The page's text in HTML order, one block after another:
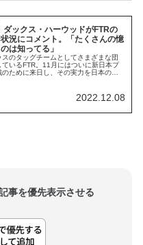
ダックス・ハーウッドがFTRの
況にコメント。「たくさんの憶
は知ってる」
スのタッグチームとしてさまざまな団
ているFTR。11月にはついに新日本プ
のために来日し、その実力を日本のフ
た一方で、彼らとAEWの契約は2023年
します。その後、彼らがどのように活動
2022.12.08
事を優先表示させる